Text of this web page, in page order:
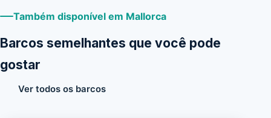
Também disponível em Mallorca
Barcos semelhantes que você pode
gostar
Ver todos os barcos